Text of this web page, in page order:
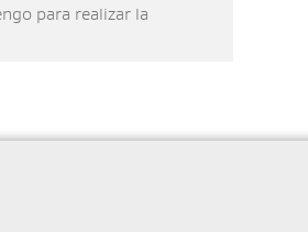
para realizar la